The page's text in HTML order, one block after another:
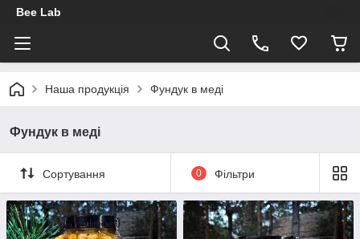
Bee Lab
Наша продукція Фундук в меді
Фундук в меді
Сортування 0 Фільтри